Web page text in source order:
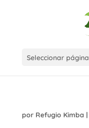
Seleccionar página
por Refugio Kimba |